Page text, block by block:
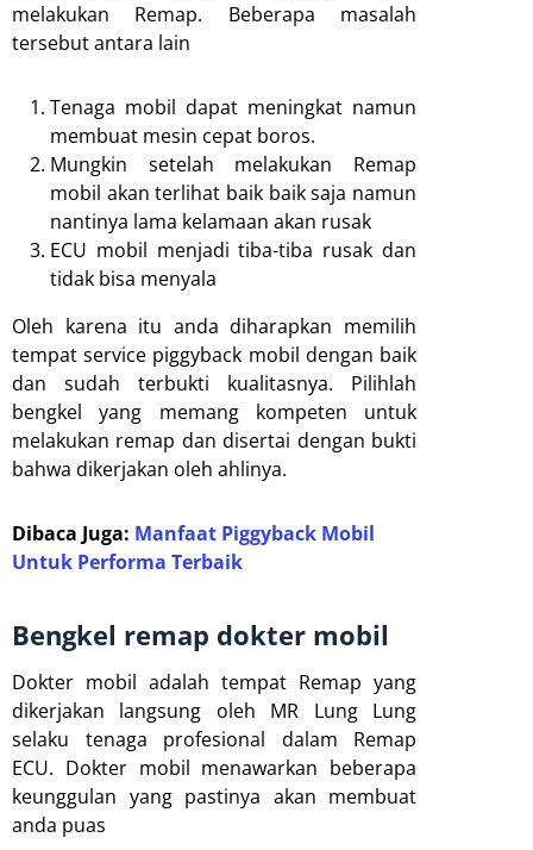
melakukan Remap. Beberapa masalah
tersebut antara lain
Tenaga mobil dapat meningkat namun
membuat mesin cepat boros.
Mungkin setelah melakukan Remap
mobil akan terlihat baik baik saja namun
nantinya lama kelamaan akan rusak
ECU mobil menjadi tiba-tiba rusak dan
tidak bisa menyala
Oleh karena itu anda diharapkan memilih
tempat service piggyback mobil dengan baik
dan sudah terbukti kualitasnya. Pilihlah
bengkel yang memang kompeten untuk
melakukan remap dan disertai dengan bukti
bahwa dikerjakan oleh ahlinya.
Dibaca Juga: Manfaat Piggyback Mobil
Untuk Performa Terbaik
Bengkel remap dokter mobil
Dokter mobil adalah tempat Remap yang
dikerjakan langsung oleh MR Lung Lung
selaku tenaga profesional dalam Remap
ECU. Dokter mobil menawarkan beberapa
keunggulan yang pastinya akan membuat
anda puas